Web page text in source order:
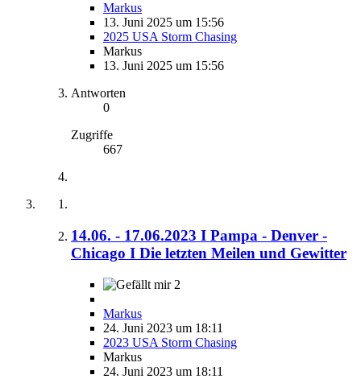
Markus
13. Juni 2025 um 15:56
2025 USA Storm Chasing
Markus
13. Juni 2025 um 15:56
Antworten
0
Zugriffe
667
14.06. - 17.06.2023 I Pampa - Denver -
Chicago I Die letzten Meilen und Gewitter
2
Markus
24. Juni 2023 um 18:11
2023 USA Storm Chasing
Markus
24. Juni 2023 um 18:11